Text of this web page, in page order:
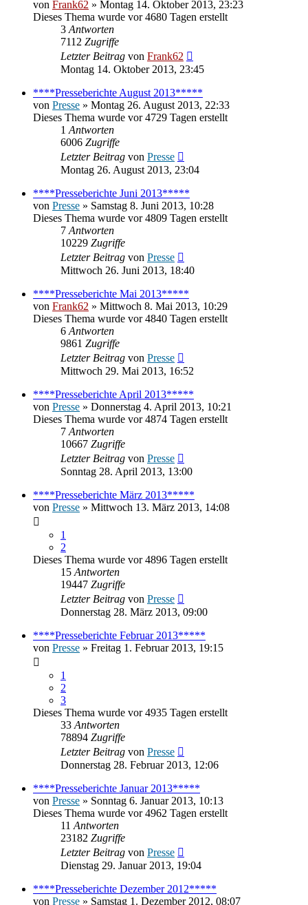
von Frank62 » Montag 14. Oktober 2013, 23:23
Dieses Thema wurde vor 4680 Tagen erstellt
3 Antworten
7112 Zugriffe
Letzter Beitrag von Frank62
Montag 14. Oktober 2013, 23:45
****Presseberichte August 2013*****
von Presse » Montag 26. August 2013, 22:33
Dieses Thema wurde vor 4729 Tagen erstellt
1 Antworten
6006 Zugriffe
Letzter Beitrag von Presse
Montag 26. August 2013, 23:04
****Presseberichte Juni 2013*****
von Presse » Samstag 8. Juni 2013, 10:28
Dieses Thema wurde vor 4809 Tagen erstellt
7 Antworten
10229 Zugriffe
Letzter Beitrag von Presse
Mittwoch 26. Juni 2013, 18:40
****Presseberichte Mai 2013*****
von Frank62 » Mittwoch 8. Mai 2013, 10:29
Dieses Thema wurde vor 4840 Tagen erstellt
6 Antworten
9861 Zugriffe
Letzter Beitrag von Presse
Mittwoch 29. Mai 2013, 16:52
****Presseberichte April 2013*****
von Presse » Donnerstag 4. April 2013, 10:21
Dieses Thema wurde vor 4874 Tagen erstellt
7 Antworten
10667 Zugriffe
Letzter Beitrag von Presse
Sonntag 28. April 2013, 13:00
****Presseberichte März 2013*****
von Presse » Mittwoch 13. März 2013, 14:08
1
2
Dieses Thema wurde vor 4896 Tagen erstellt
15 Antworten
19447 Zugriffe
Letzter Beitrag von Presse
Donnerstag 28. März 2013, 09:00
****Presseberichte Februar 2013*****
von Presse » Freitag 1. Februar 2013, 19:15
1
2
3
Dieses Thema wurde vor 4935 Tagen erstellt
33 Antworten
78894 Zugriffe
Letzter Beitrag von Presse
Donnerstag 28. Februar 2013, 12:06
****Presseberichte Januar 2013*****
von Presse » Sonntag 6. Januar 2013, 10:13
Dieses Thema wurde vor 4962 Tagen erstellt
11 Antworten
23182 Zugriffe
Letzter Beitrag von Presse
Dienstag 29. Januar 2013, 19:04
****Presseberichte Dezember 2012*****
von Presse » Samstag 1. Dezember 2012, 08:07